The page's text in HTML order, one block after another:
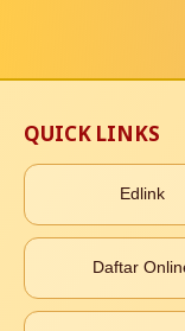
QUICK LINKS
Edlink
Daftar